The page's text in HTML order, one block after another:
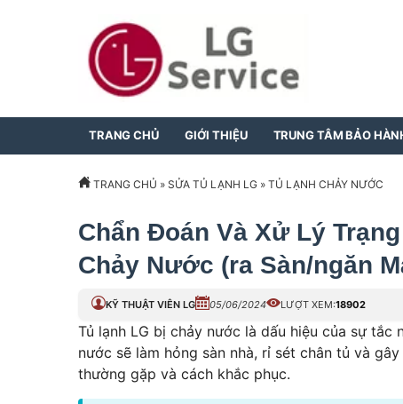
TRANG CHỦ GIỚI THIỆU TRUNG TÂM BẢO
TRANG CHỦ » SỬA TỦ LẠNH LG » TỦ LẠNH CHẢY NƯỚC
Chẩn Đoán Và Xử Lý
Chảy Nước (ra Sàn/ngăn
KỸ THUẬT VIÊN LG 05/06/2024 LƯỢT XEM:18902
Tủ lạnh LG bị chảy nước là dấu hiệu của sự
nước sẽ làm hỏng sàn nhà, rỉ sét chân tủ và
thường gặp và cách khắc phục.